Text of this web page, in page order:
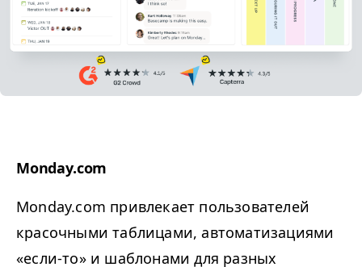
Monday​.com
Monday​.com привлекает пользователей
красочными таблицами, автоматизациями
«если-то» и шаблонами для разных